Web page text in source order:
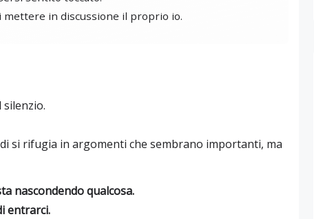
mettere in discussione il proprio io.
silenzio.
si rifugia in argomenti che sembrano importanti, ma
nascondendo qualcosa.
entrarci.